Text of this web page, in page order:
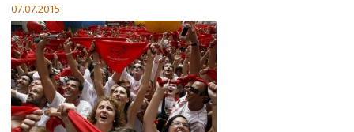
07.07.2015